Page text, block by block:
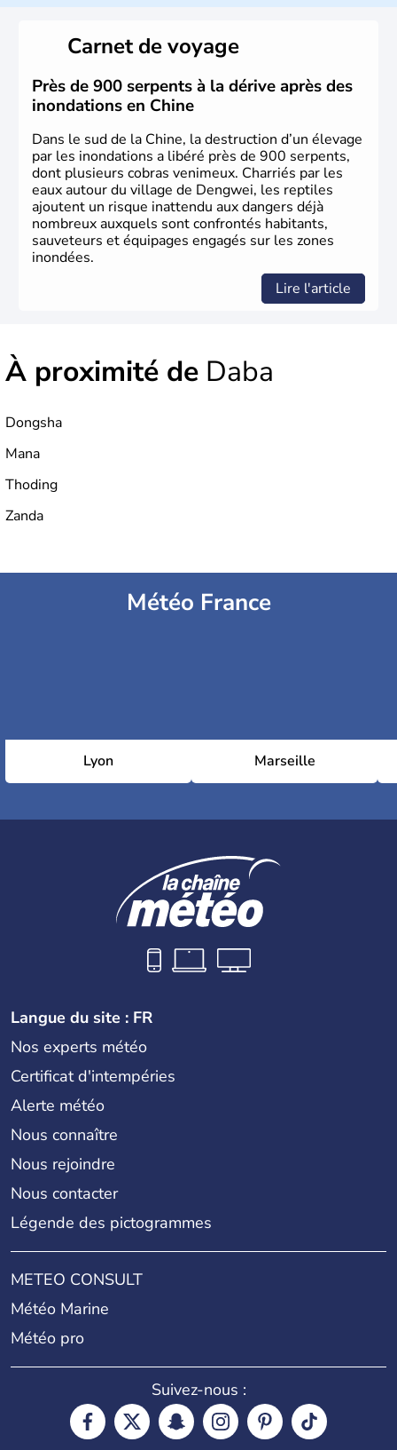
dynasties. La dynastie Qing a été la dernière à régner
jusqu'aux guerres de l'opium lorsque la Chine s'est
constituée comme nation et a retrouvé son indépendance
en 1945. Illustre pays en matière d'inventions avant-
gardistes, la Chine a été la première utilisatrice du papier,
de l'imprimerie à caractères mobiles, de la boussole et de
la poudre à canon.
Carnet de voyage
Près de 900 serpents à la dérive après des
inondations en Chine
Dans le sud de la Chine, la destruction d’un élevage
par les inondations a libéré près de 900 serpents,
dont plusieurs cobras venimeux. Charriés par les
eaux autour du village de Dengwei, les reptiles
ajoutent un risque inattendu aux dangers déjà
nombreux auxquels sont confrontés habitants,
sauveteurs et équipages engagés sur les zones
inondées.
Lire l'article
À proximité de Daba
Dongsha
Mana
Thoding
Zanda
Météo France
Lyon Marseille
Langue du site : FR
Nos experts météo
Certificat d'intempéries
Alerte météo
Nous connaître
Nous rejoindre
Nous contacter
Légende des pictogrammes
METEO CONSULT
Météo Marine
Météo pro
Suivez-nous :